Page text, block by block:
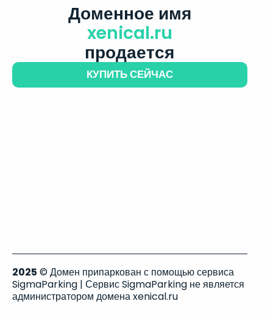
Доменное имя
xenical.ru
продается
КУПИТЬ СЕЙЧАС
2025 © Домен припаркован с помощью сервиса
SigmaParking | Сервис SigmaParking не является
администратором домена xenical.ru